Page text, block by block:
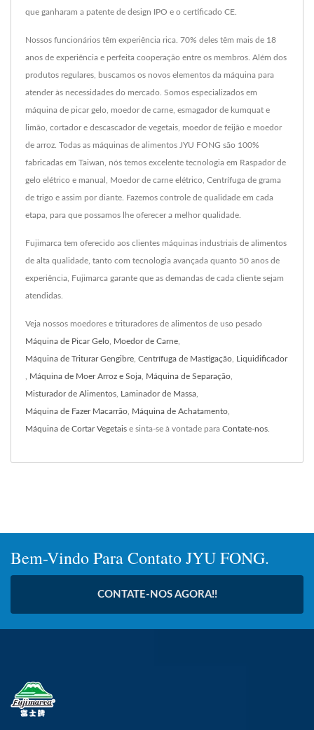
que ganharam a patente de design IPO e o certificado CE.
Nossos funcionários têm experiência rica. 70% deles têm mais de 18
anos de experiência e perfeita cooperação entre os membros. Além dos
produtos regulares, buscamos os novos elementos da máquina para
atender às necessidades do mercado. Somos especializados em
máquina de picar gelo, moedor de carne, esmagador de kumquat e
limão, cortador e descascador de vegetais, moedor de feijão e moedor
de arroz. Todas as máquinas de alimentos JYU FONG são 100%
fabricadas em Taiwan, nós temos excelente tecnologia em Raspador de
gelo elétrico e manual, Moedor de carne elétrico, Centrífuga de grama
de trigo e assim por diante. Fazemos controle de qualidade em cada
etapa, para que possamos lhe oferecer a melhor qualidade.
Fujimarca tem oferecido aos clientes máquinas industriais de alimentos
de alta qualidade, tanto com tecnologia avançada quanto 50 anos de
experiência, Fujimarca garante que as demandas de cada cliente sejam
atendidas.
Veja nossos moedores e trituradores de alimentos de uso pesado
Máquina de Picar Gelo, Moedor de Carne,
Máquina de Triturar Gengibre, Centrífuga de Mastigação, Liquidificador
, Máquina de Moer Arroz e Soja, Máquina de Separação,
Misturador de Alimentos, Laminador de Massa,
Máquina de Fazer Macarrão, Máquina de Achatamento,
Máquina de Cortar Vegetais e sinta-se à vontade para Contate-nos.
Bem-Vindo Para Contato JYU FONG.
CONTATE-NOS AGORA!!